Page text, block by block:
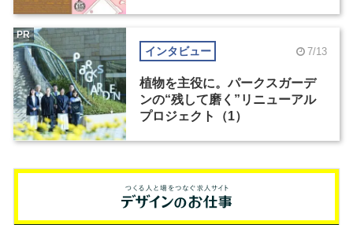
インタビュー 7/13
植物を主役に。パークスガーデ
ンの“残して磨く”リニューアル
プロジェクト（1）
PR